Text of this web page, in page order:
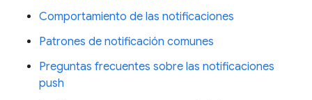
Comportamiento de las notificaciones
Patrones de notificación comunes
Preguntas frecuentes sobre las notificaciones
push